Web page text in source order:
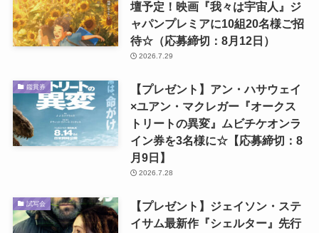
壇予定！映画『我々は宇宙人』ジ
ャパンプレミアに10組20名様ご招
待☆（応募締切：8月12日）
2026.7.29
鑑賞券
【プレゼント】アン・ハサウェイ
×ユアン・マクレガー『オークス
トリートの異変』ムビチケオンラ
イン券を3名様に☆【応募締切：8
月9日】
2026.7.28
試写会
【プレゼント】ジェイソン・ステ
イサム最新作『シェルター』先行